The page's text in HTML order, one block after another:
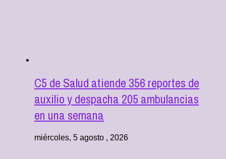
C5 de Salud atiende 356 reportes de
auxilio y despacha 205 ambulancias
en una semana
miércoles, 5 agosto , 2026